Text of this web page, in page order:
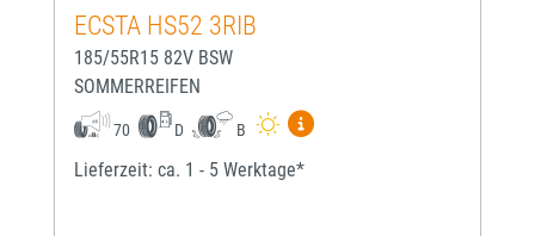
ECSTA HS52 3RIB
185/55R15 82V BSW
SOMMERREIFEN
70 D B
Mehr Informationen zum
Lieferzeit: ca. 1 - 5 Werktage*